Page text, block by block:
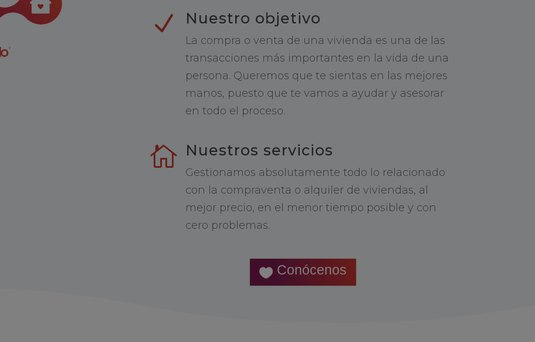
N Nuestro objetivo
La compra o venta de una vivienda es una de las
transacciones más importantes en la vida de una
persona. Queremos que te sientas en las mejores
manos, puesto que te vamos a ayudar y asesorar
en todo el proceso.
 Nuestros servicios
Gestionamos absolutamente todo lo relacionado
con la compraventa o alquiler de viviendas, al
mejor precio, en el menor tiempo posible y con
cero problemas.
Conócenos